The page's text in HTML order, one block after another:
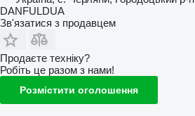
DANFULDUA
Зв'язатися з продавцем
Продаєте техніку?
Робіть це разом з нами!
Розмістити оголошення